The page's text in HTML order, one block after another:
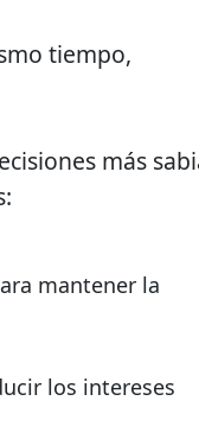
tiempo,
más
mantener la
los intereses